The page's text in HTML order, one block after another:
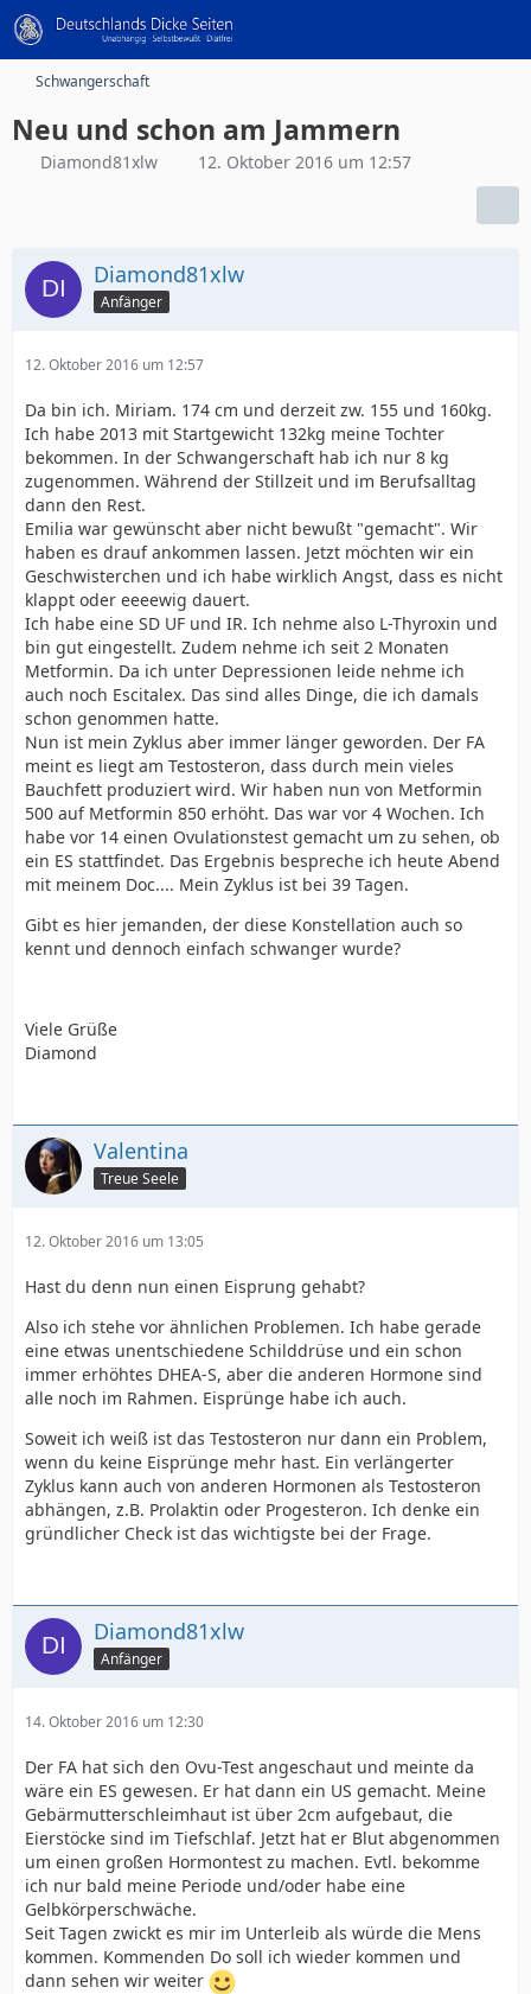
Schwangerschaft
Neu und schon am Jammern
Diamond81xlw 12. Oktober 2016 um 12:57
Diamond81xlw
Anfänger
12. Oktober 2016 um 12:57
Da bin ich. Miriam. 174 cm und derzeit zw. 155 und 160kg.
Ich habe 2013 mit Startgewicht 132kg meine Tochter
bekommen. In der Schwangerschaft hab ich nur 8 kg
zugenommen. Während der Stillzeit und im Berufsalltag
dann den Rest.
Emilia war gewünscht aber nicht bewußt "gemacht". Wir
haben es drauf ankommen lassen. Jetzt möchten wir ein
Geschwisterchen und ich habe wirklich Angst, dass es nicht
klappt oder eeeewig dauert.
Ich habe eine SD UF und IR. Ich nehme also L-Thyroxin und
bin gut eingestellt. Zudem nehme ich seit 2 Monaten
Metformin. Da ich unter Depressionen leide nehme ich
auch noch Escitalex. Das sind alles Dinge, die ich damals
schon genommen hatte.
Nun ist mein Zyklus aber immer länger geworden. Der FA
meint es liegt am Testosteron, dass durch mein vieles
Bauchfett produziert wird. Wir haben nun von Metformin
500 auf Metformin 850 erhöht. Das war vor 4 Wochen. Ich
habe vor 14 einen Ovulationstest gemacht um zu sehen, ob
ein ES stattfindet. Das Ergebnis bespreche ich heute Abend
mit meinem Doc.... Mein Zyklus ist bei 39 Tagen.
Gibt es hier jemanden, der diese Konstellation auch so
kennt und dennoch einfach schwanger wurde?
Viele Grüße
Diamond
Valentina
Treue Seele
12. Oktober 2016 um 13:05
Hast du denn nun einen Eisprung gehabt?
Also ich stehe vor ähnlichen Problemen. Ich habe gerade
eine etwas unentschiedene Schilddrüse und ein schon
immer erhöhtes DHEA-S, aber die anderen Hormone sind
alle noch im Rahmen. Eisprünge habe ich auch.
Soweit ich weiß ist das Testosteron nur dann ein Problem,
wenn du keine Eisprünge mehr hast. Ein verlängerter
Zyklus kann auch von anderen Hormonen als Testosteron
abhängen, z.B. Prolaktin oder Progesteron. Ich denke ein
gründlicher Check ist das wichtigste bei der Frage.
Diamond81xlw
Anfänger
14. Oktober 2016 um 12:30
Der FA hat sich den Ovu-Test angeschaut und meinte da
wäre ein ES gewesen. Er hat dann ein US gemacht. Meine
Gebärmutterschleimhaut ist über 2cm aufgebaut, die
Eierstöcke sind im Tiefschlaf. Jetzt hat er Blut abgenommen
um einen großen Hormontest zu machen. Evtl. bekomme
ich nur bald meine Periode und/oder habe eine
Gelbkörperschwäche.
Seit Tagen zwickt es mir im Unterleib als würde die Mens
kommen. Kommenden Do soll ich wieder kommen und
dann sehen wir weiter